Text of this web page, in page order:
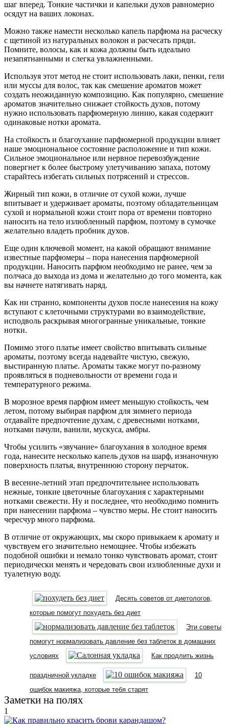
шаг вперед. Тонкие частички и капельки духов равномерно
осядут на ваших локонах.
Можно также намести несколько капель парфюма на расческу
с щетиной из натуральных волокон и расчесать пряди.
Помните, волосы, как и кожа должны быть идеально
незапятнанными и слегка увлажненными.
Используя этот метод не стоит использовать лаки, пенки, гели
или муссы для волос, так как смешение ароматов может
создать неожиданную композицию. Как популярно, смешение
ароматов значительно снижает стойкость духов, потому
нужно использовать парфюмерную линию, какая содержит
одинаковые нотки аромата.
На стойкость и благоухание парфюмерной продукции влияет
наше эмоциональное состояние расположение и тип кожи.
Сильное эмоциональное или нервное перевозбуждение
повергнет к более быстрому улетучиванию запаха, потому
старайтесь избегать сильных потрясений и стрессов.
Жирный тип кожи, в отличие от сухой кожи, лучше
впитывает и удерживает ароматы, поэтому обладательницам
сухой и нормальной кожи стоит пора от времени повторно
наносить на тело излюбленный парфюм, поэтому в сумочке
желательно владеть пробник духов.
Еще один ключевой момент, на какой обращают внимание
известные парфюмеры – пора нанесения парфюмерной
продукции. Наносить парфюм необходимо не ранее, чем за
полчаса до выхода из дома и желательно до того момента, как
вы начнете натягивать наряд.
Как ни странно, компоненты духов после нанесения на кожу
вступают с клеточными структурами во взаимодействие,
исподволь раскрывая многогранные уникальные, тонкие
нотки.
Помимо этого платье имеет свойство впитывать сильные
ароматы, поэтому всегда надевайте чистую, свежую,
выстиранную платье. Ароматы также могут по-разному
проявляться в подневольности от времени года и
температурного режима.
В морозное время парфюм имеет меньшую стойкость, чем
летом, потому выбирая парфюм для зимнего периода
отдавайте предпочтение духам, с древесными нотками,
нотками пачули, ванили, мускуса, амбры.
Чтобы усилить «звучание» благоухания в холодное время
года, нанесите несколько капель духов на шарф, изнаночную
поверхность платья, внутреннюю сторону перчаток.
В весенне-летний этап предпочтительнее использовать
нежные, тонкие цветочные благоухания с характерными
нотками свежести. Ну и последнее, что необходимо помнить
при нанесении парфюма – чувство меры. Не стоит наносить
чересчур много парфюма.
В отличие от окружающих, мы скоро привыкаем к аромату и
чувствуем его значительно немощнее. Чтобы избежать
подобной ошибки и немало тонко чувствовать аромат, стоит
периодически менять и чередовать свои излюбленные духи и
туалетную воду.
Десять советов от диетологов,
которые помогут похудеть без диет
Эти советы
помогут нормализовать давление без таблеток в домашних
условиях
Как продлить жизнь
праздничной укладке
10
ошибок макияжа, которые тебя старят
Заметки на полях
1